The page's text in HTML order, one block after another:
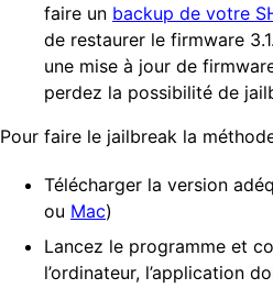
faire un backup de votre
de restaurer le firmware
une mise à jour de
perdez la possibilité de
Pour faire le jailbreak la
Télécharger la version
ou Mac)
Lancez le programme et
l’ordinateur, l’application